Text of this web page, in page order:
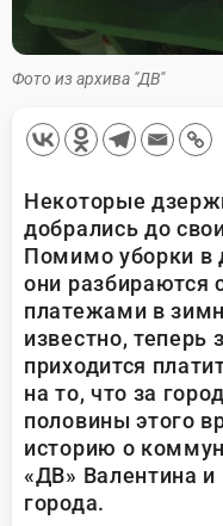
Фото из архива "ДВ"
Некоторые
добрались до
Помимо уборки в
они
платежами в
известно, теперь
приходится
на то, что за
половины этого
историю о
«ДВ» Валентина
города.